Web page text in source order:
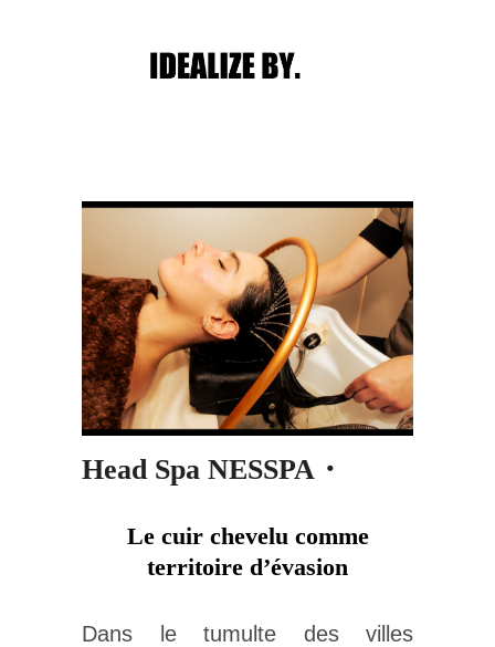
Post navigation
Head Spa NESSPA・
Le cuir chevelu comme
territoire d’évasion
Dans le tumulte des villes